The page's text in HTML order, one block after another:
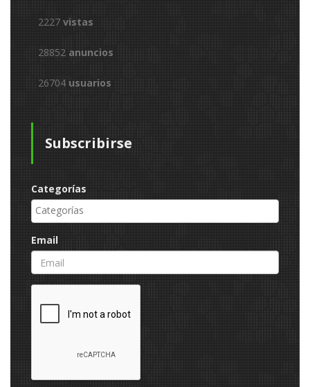
2227 vistas
28852 anuncios
26704 usuarios
Subscribirse
Categorías
Email